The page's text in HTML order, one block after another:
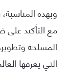
وبهذه
مع التأكيد على
المسلحة
التي يعرفها